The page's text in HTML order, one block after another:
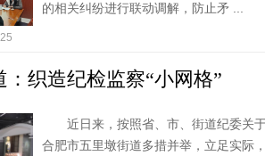
的相关纠纷进行联动调解，防止矛 ...
：织造纪检监察“小网格”
近日来，按照省、市、街道纪委关
合肥市五里墩街道多措并举，立足实际